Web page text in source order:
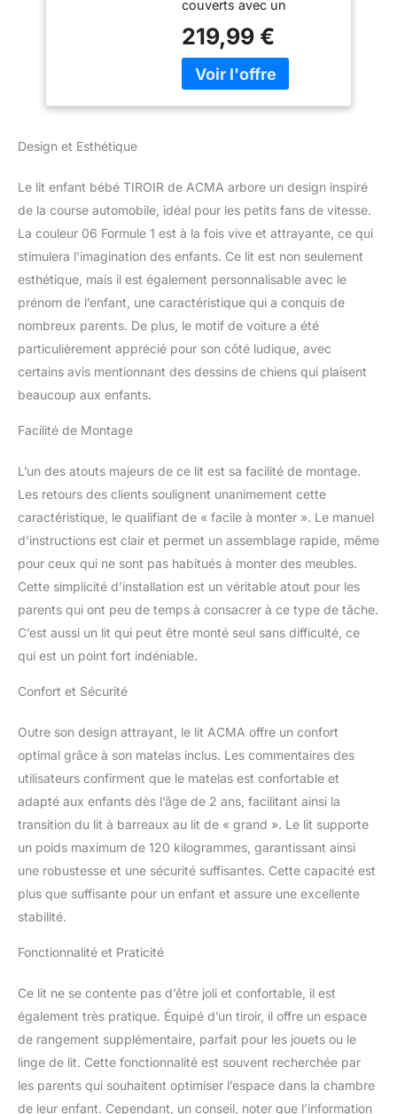
Enfants II (06
Formule 1, 160 x 80
cm + tiroir)
couverts avec un
lit est convenable pour
les enfants jusqu à 120
kg Protection côté
résistance et densité
pour le confort de
l'enfant Dimensions: 164
Le nom de votre enfant
sur le lit gratuitement -
après l'achat, envoyez
un message avec le nom
que nous avons mis sur
219,99 €
Design et Esthétique
Le lit enfant bébé TIROIR de ACMA arbore un design inspiré
de la course automobile, idéal pour les petits fans de vitesse.
La couleur 06 Formule 1 est à la fois vive et attrayante, ce qui
stimulera l’imagination des enfants. Ce lit est non seulement
esthétique, mais il est également personnalisable avec le
prénom de l’enfant, une caractéristique qui a conquis de
nombreux parents. De plus, le motif de voiture a été
particulièrement apprécié pour son côté ludique, avec
certains avis mentionnant des dessins de chiens qui plaisent
beaucoup aux enfants.
Facilité de Montage
L’un des atouts majeurs de ce lit est sa facilité de montage.
Les retours des clients soulignent unanimement cette
caractéristique, le qualifiant de « facile à monter ». Le manuel
d’instructions est clair et permet un assemblage rapide, même
pour ceux qui ne sont pas habitués à monter des meubles.
Cette simplicité d’installation est un véritable atout pour les
parents qui ont peu de temps à consacrer à ce type de tâche.
C’est aussi un lit qui peut être monté seul sans difficulté, ce
qui est un point fort indéniable.
Confort et Sécurité
Outre son design attrayant, le lit ACMA offre un confort
optimal grâce à son matelas inclus. Les commentaires des
utilisateurs confirment que le matelas est confortable et
adapté aux enfants dès l’âge de 2 ans, facilitant ainsi la
transition du lit à barreaux au lit de « grand ». Le lit supporte
un poids maximum de 120 kilogrammes, garantissant ainsi
une robustesse et une sécurité suffisantes. Cette capacité est
plus que suffisante pour un enfant et assure une excellente
stabilité.
Fonctionnalité et Praticité
Ce lit ne se contente pas d’être joli et confortable, il est
également très pratique. Équipé d’un tiroir, il offre un espace
de rangement supplémentaire, parfait pour les jouets ou le
linge de lit. Cette fonctionnalité est souvent recherchée par
les parents qui souhaitent optimiser l’espace dans la chambre
de leur enfant. Cependant, un conseil, noter que l’information